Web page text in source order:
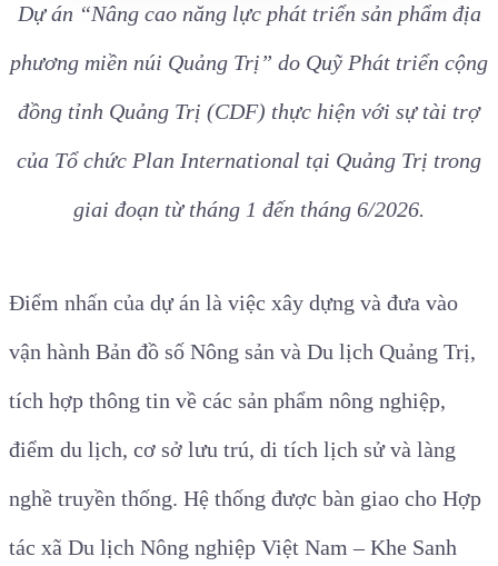
Dự án “Nâng cao năng lực phát triển sản phẩm địa
phương miền núi Quảng Trị” do Quỹ Phát triển cộng
đồng tỉnh Quảng Trị (CDF) thực hiện với sự tài trợ
của Tổ chức Plan International tại Quảng Trị trong
giai đoạn từ tháng 1 đến tháng 6/2026.
Điểm nhấn của dự án là việc xây dựng và đưa vào
vận hành Bản đồ số Nông sản và Du lịch Quảng Trị,
tích hợp thông tin về các sản phẩm nông nghiệp,
điểm du lịch, cơ sở lưu trú, di tích lịch sử và làng
nghề truyền thống. Hệ thống được bàn giao cho Hợp
tác xã Du lịch Nông nghiệp Việt Nam – Khe Sanh